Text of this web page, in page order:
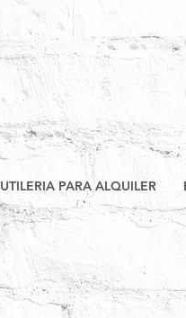
UTILERIA PARA ALQUILER